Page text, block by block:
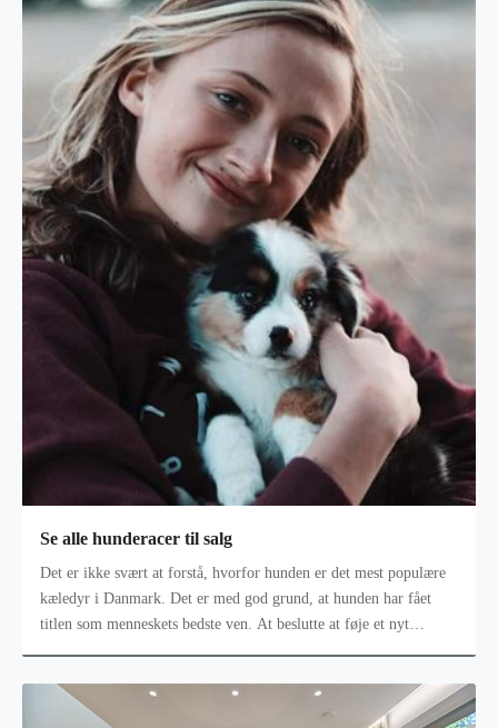
Se alle hunderacer til salg
Det er ikke svært at forstå, hvorfor hunden er det mest populære
kæledyr i Danmark. Det er med god grund, at hunden har fået
titlen som menneskets bedste ven. At beslutte at føje et nyt